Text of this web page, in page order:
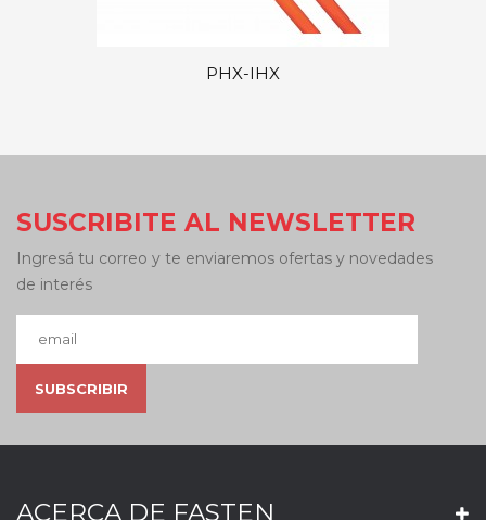
PHX-IHX
SUSCRIBITE AL NEWSLETTER
Ingresá tu correo y te enviaremos ofertas y novedades
de interés
ACERCA DE FASTEN